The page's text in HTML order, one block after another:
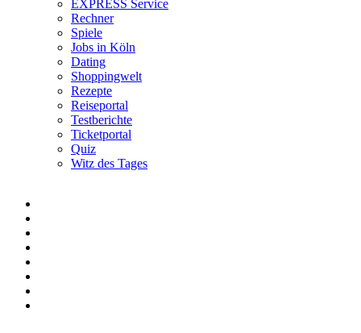
EXPRESS Service
Rechner
Spiele
Jobs in Köln
Dating
Shoppingwelt
Rezepte
Reiseportal
Testberichte
Ticketportal
Quiz
Witz des Tages